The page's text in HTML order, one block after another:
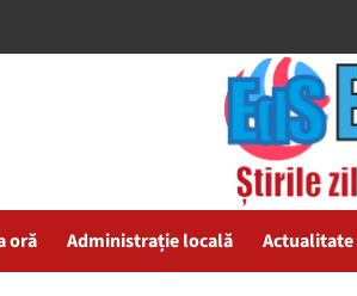
oră Administrație locală Actualitate